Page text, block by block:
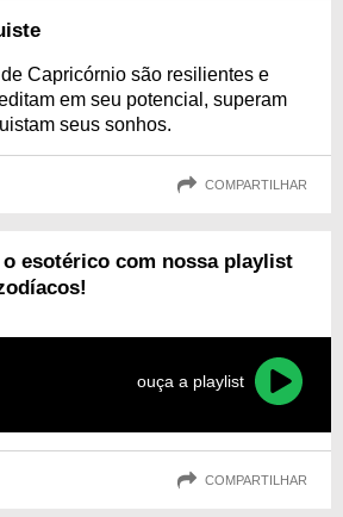
Capricórnio são resilientes e
em seu potencial, superam
seus sonhos.
COMPARTILHAR
esotérico com nossa playlist
ouça a playlist
COMPARTILHAR